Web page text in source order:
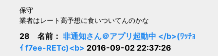
保守
業者はレート高予想に食いついてんのかな
28 名前： 非通知さん＠アプリ起動中 </b>(ﾜｯﾁｮ
ｲ f7ee-RETc)<b> 2016-09-02 22:37:26